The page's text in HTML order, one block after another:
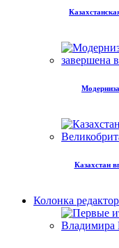
Казахстан
Колонка